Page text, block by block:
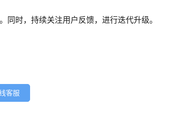
时，持续关注用户反馈，进行迭代升级。
客服